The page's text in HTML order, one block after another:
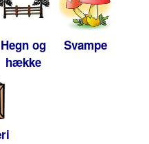
Hegn og
hække
Svampe